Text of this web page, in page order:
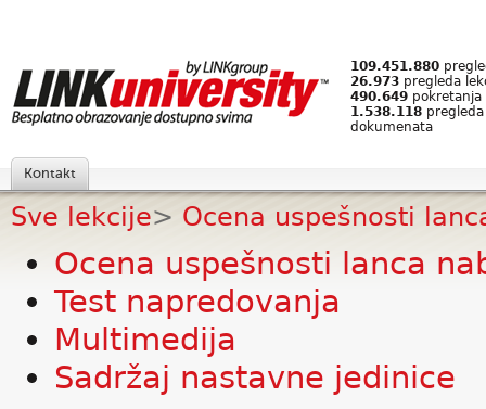
109.451.880
26.973 pregleda
490.649 pokretanja
1.538.118
dokumenata
Kontakt
Sve lekcije> Ocena uspešnosti
Ocena uspešnosti lanca
Test napredovanja
Multimedija
Sadržaj nastavne jedinice